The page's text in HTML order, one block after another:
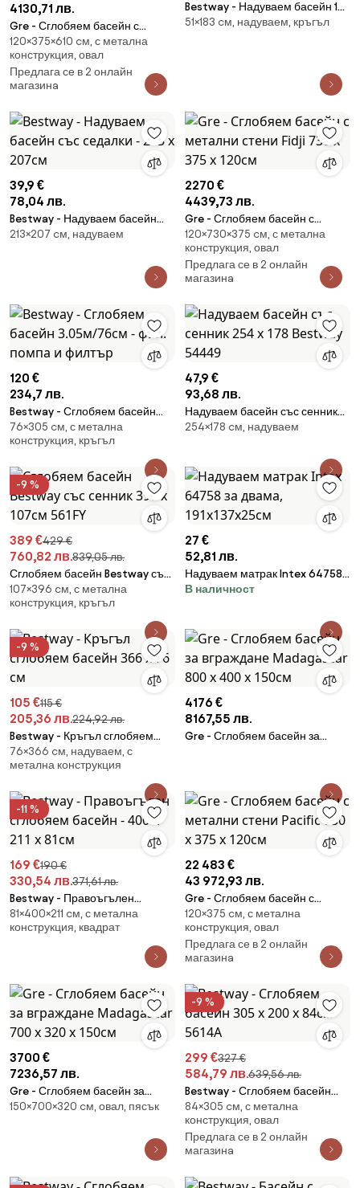
4130,71 лв.
Gre - Сглобяем басейн с
метални стени Nordic 610 х 375
х 120см.
120×375×610 cм, с метална
конструкция, овал
Предлага се в 2 онлайн
магазинa
Bestway - Надуваем басейн 183
х 51 см
51×183 cм, надуваем, кръгъл
39,9 €
78,04 лв.
Bestway - Надуваем басейн
със седалки - 213 х 207см
213×207 cм, надуваем
2270 €
4439,73 лв.
Gre - Сглобяем басейн с
метални стени Fidji 730 x 375 x
120см
120×730×375 cм, с метална
конструкция, овал
Предлага се в 2 онлайн
магазинa
120 €
234,7 лв.
Bestway - Сглобяем басейн
3.05м/76см - фил. помпа и
филтър
76×305 cм, с метална
конструкция, кръгъл
47,9 €
93,68 лв.
Надуваем басейн със сенник
254 х 178 Bestway 54449
254×178 cм, надуваем
-9 %
389 €429 €
760,82 лв.839,05 лв.
Сглобяем басейн Bestway със
сенник 396 х 107см 561FY
107×396 cм, с метална
конструкция, кръгъл
27 €
52,81 лв.
Надуваем матрак Intex 64758
за двама, 191x137x25см
В наличност
-9 %
105 €115 €
205,36 лв.224,92 лв.
Bestway - Кръгъл сглобяем
басейн 366 х 76 см
76×366 cм, надуваем, с
метална конструкция
4176 €
8167,55 лв.
Gre - Сглобяем басейн за
-11 %
169 €190 €
330,54 лв.371,61 лв.
Bestway - Правоъгълен
сглобяем басейн - 400 х 211 х
81см
81×400×211 cм, с метална
конструкция, квадрат
22 483 €
43 972,93 лв.
Gre - Сглобяем басейн с
метални стени Pacific 730 x
375 x 120см
120×375 cм, с метална
конструкция, овал
Предлага се в 2 онлайн
магазинa
3700 €
7236,57 лв.
Gre - Сглобяем басейн за
вграждане Madagascar 700 x
150×700×320 cм, овал, пясък
-9 %
299 €327 €
584,79 лв.639,56 лв.
Bestway - Сглобяем басейн
305 х 200 x 84см 5614А
84×305 cм, с метална
конструкция, овал
Предлага се в 2 онлайн
магазинa